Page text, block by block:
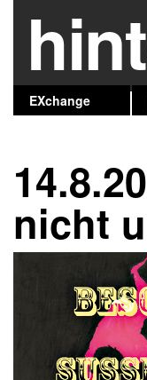
EXchange
nicht